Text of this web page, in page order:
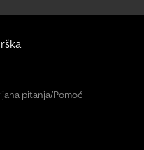
pitanja/Pomoć